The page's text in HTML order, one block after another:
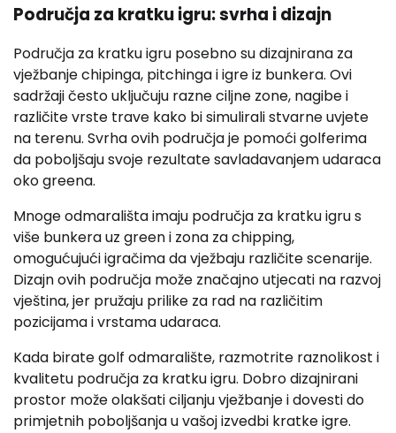
Područja za kratku igru: svrha i dizajn
Područja za kratku igru posebno su dizajnirana za
vježbanje chipinga, pitchinga i igre iz bunkera. Ovi
sadržaji često uključuju razne ciljne zone, nagibe i
različite vrste trave kako bi simulirali stvarne uvjete
na terenu. Svrha ovih područja je pomoći golferima
da poboljšaju svoje rezultate savladavanjem udaraca
oko greena.
Mnoge odmarališta imaju područja za kratku igru s
više bunkera uz green i zona za chipping,
omogućujući igračima da vježbaju različite scenarije.
Dizajn ovih područja može značajno utjecati na razvoj
vještina, jer pružaju prilike za rad na različitim
pozicijama i vrstama udaraca.
Kada birate golf odmaralište, razmotrite raznolikost i
kvalitetu područja za kratku igru. Dobro dizajnirani
prostor može olakšati ciljanju vježbanje i dovesti do
primjetnih poboljšanja u vašoj izvedbi kratke igre.